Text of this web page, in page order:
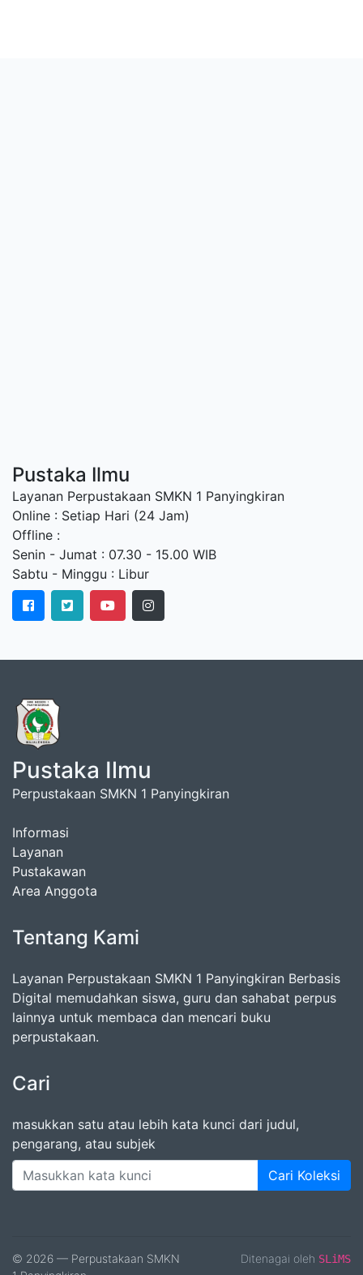
Pustaka Ilmu
Layanan Perpustakaan SMKN 1 Panyingkiran
Online : Setiap Hari (24 Jam)
Offline :
Senin - Jumat : 07.30 - 15.00 WIB
Sabtu - Minggu : Libur
Pustaka Ilmu
Perpustakaan SMKN 1 Panyingkiran
Informasi
Layanan
Pustakawan
Area Anggota
Tentang Kami
Layanan Perpustakaan SMKN 1 Panyingkiran Berbasis
Digital memudahkan siswa, guru dan sahabat perpus
lainnya untuk membaca dan mencari buku
perpustakaan.
Cari
masukkan satu atau lebih kata kunci dari judul,
pengarang, atau subjek
Cari Koleksi
© 2026 — Perpustakaan SMKN
Ditenagai oleh SLiMS